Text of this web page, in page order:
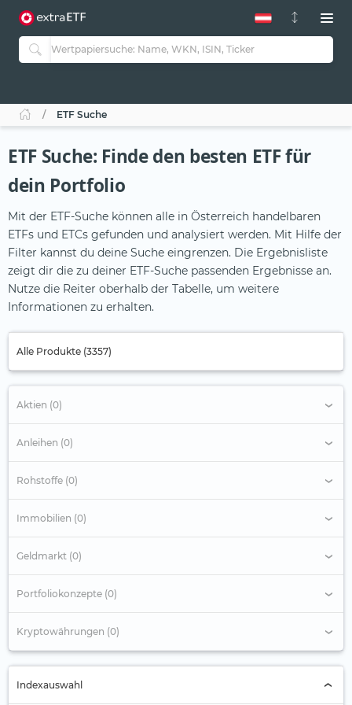
ETF Suche
ETF Suche: Finde den besten ETF für
dein Portfolio
Mit der ETF-Suche können alle in Österreich handelbaren
ETFs und ETCs gefunden und analysiert werden. Mit Hilfe der
Filter kannst du deine Suche eingrenzen. Die Ergebnisliste
zeigt dir die zu deiner ETF-Suche passenden Ergebnisse an.
Nutze die Reiter oberhalb der Tabelle, um weitere
Informationen zu erhalten.
Alle Produkte (3357)
Aktien (0)
Anleihen (0)
Rohstoffe (0)
Immobilien (0)
Geldmarkt (0)
Portfoliokonzepte (0)
Kryptowährungen (0)
Indexauswahl